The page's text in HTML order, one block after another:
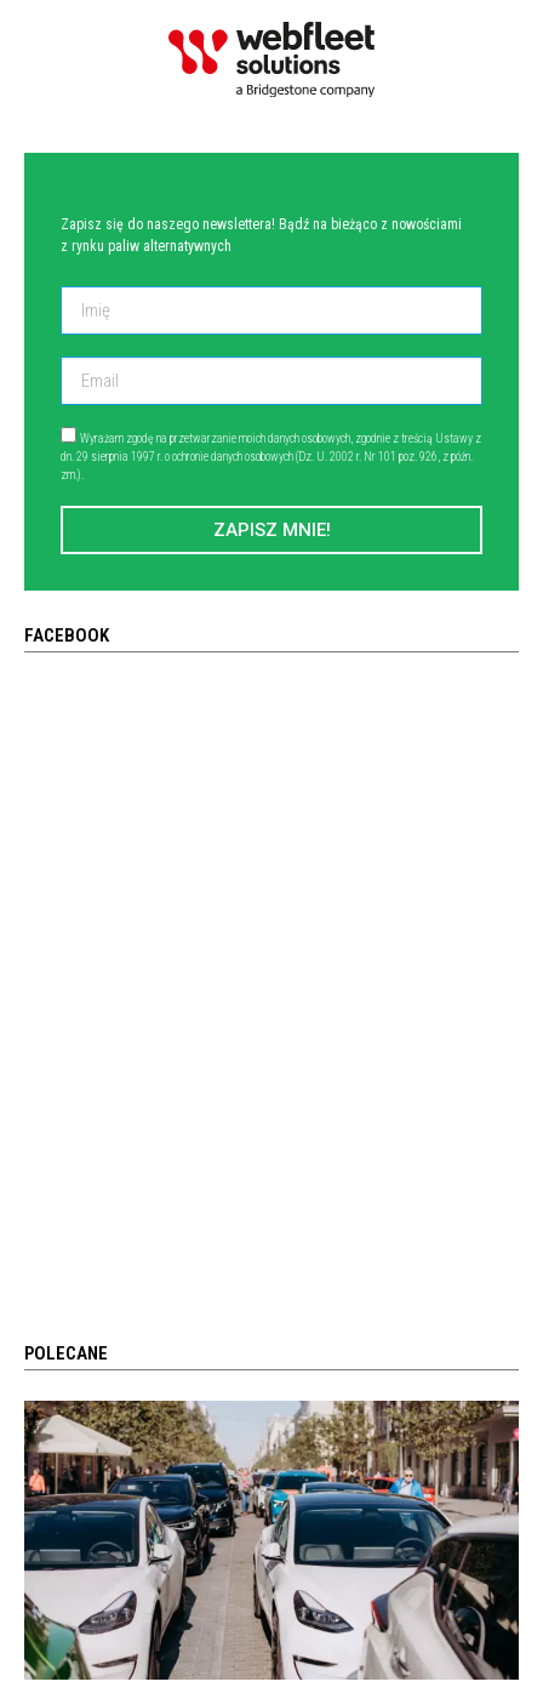
Zapisz się do naszego newslettera! Bądź na bieżąco z nowościami
z rynku paliw alternatywnych
Wyrażam zgodę na przetwarzanie moich danych osobowych, zgodnie z treścią Ustawy z
dn. 29 sierpnia 1997 r. o ochronie danych osobowych (Dz. U. 2002 r. Nr 101 poz. 926, z późn.
zm.).
ZAPISZ MNIE!
FACEBOOK
POLECANE